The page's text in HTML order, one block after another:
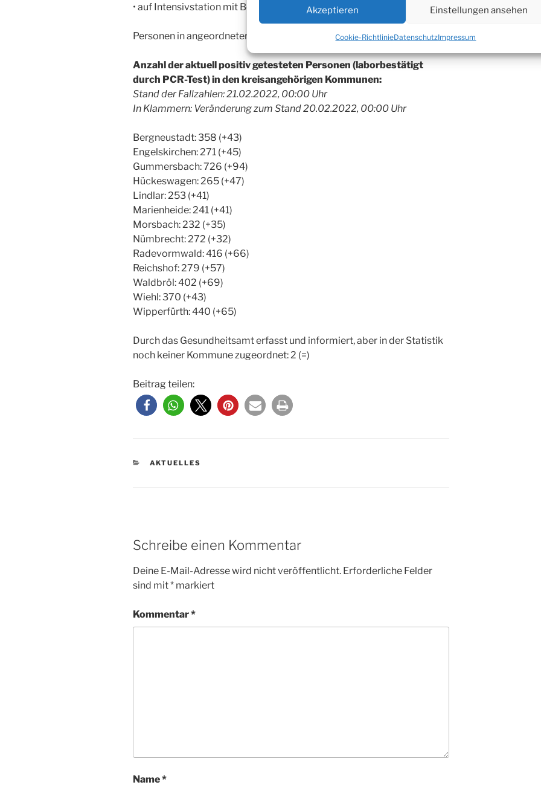
Akzeptieren Einstellungen ansehen
Cookie-RichtlinieDatenschutzImpressum
• auf Intensivstation mit Beatmung: 11 (=)
Personen in angeordneter Quarantäne: 6.311 (+383)
Anzahl der aktuell positiv getesteten Personen (laborbestätigt
durch PCR-Test) in den kreisangehörigen Kommunen:
Stand der Fallzahlen: 21.02.2022, 00:00 Uhr
In Klammern: Veränderung zum Stand 20.02.2022, 00:00 Uhr
Bergneustadt: 358 (+43)
Engelskirchen: 271 (+45)
Gummersbach: 726 (+94)
Hückeswagen: 265 (+47)
Lindlar: 253 (+41)
Marienheide: 241 (+41)
Morsbach: 232 (+35)
Nümbrecht: 272 (+32)
Radevormwald: 416 (+66)
Reichshof: 279 (+57)
Waldbröl: 402 (+69)
Wiehl: 370 (+43)
Wipperfürth: 440 (+65)
Durch das Gesundheitsamt erfasst und informiert, aber in der Statistik
noch keiner Kommune zugeordnet: 2 (=)
Beitrag teilen:
KATEGORIEN
AKTUELLES
Schreibe einen Kommentar
Deine E-Mail-Adresse wird nicht veröffentlicht. Erforderliche Felder
sind mit* markiert
Kommentar*
Name*